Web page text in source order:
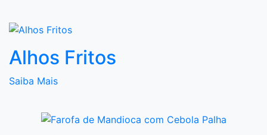
Alhos Fritos
Saiba Mais